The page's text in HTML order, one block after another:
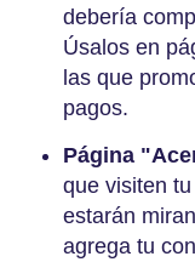
debería
Úsalos en
las que
pagos.
Página
que visiten
estarán
agrega tu